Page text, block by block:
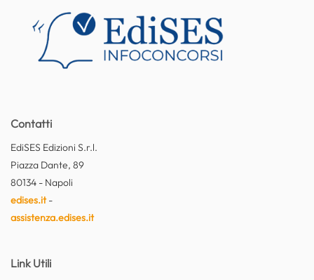
Contatti
EdiSES Edizioni S.r.l.
Piazza Dante, 89
80134 - Napoli
edises.it-
assistenza.edises.it
Link Utili